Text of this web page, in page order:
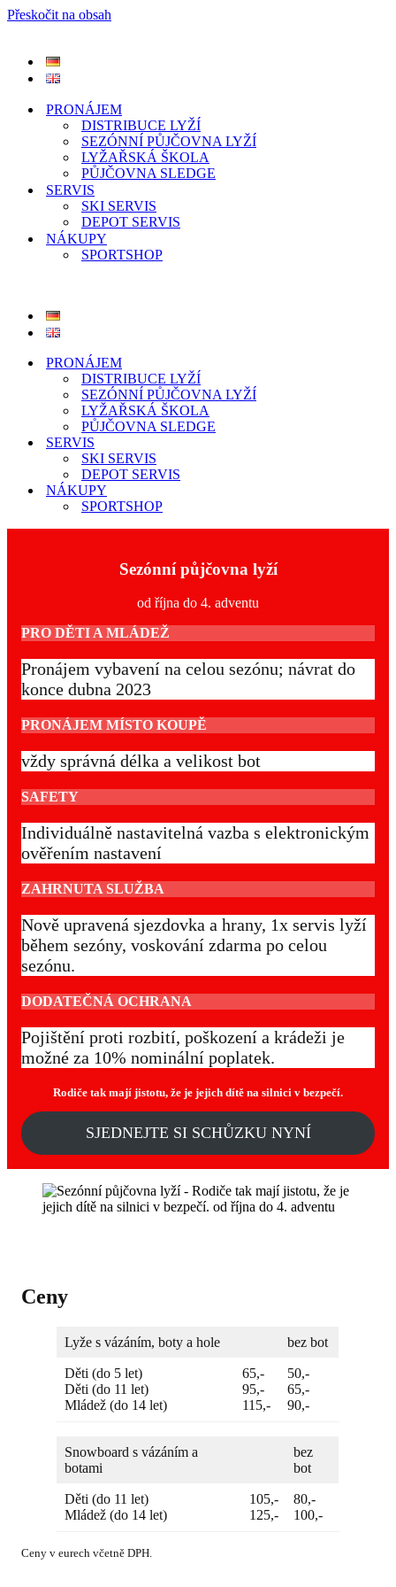
Přeskočit na obsah
PRONÁJEM
DISTRIBUCE LYŽÍ
SEZÓNNÍ PŮJČOVNA LYŽÍ
LYŽAŘSKÁ ŠKOLA
PŮJČOVNA SLEDGE
SERVIS
SKI SERVIS
DEPOT SERVIS
NÁKUPY
SPORTSHOP
PRONÁJEM
DISTRIBUCE LYŽÍ
SEZÓNNÍ PŮJČOVNA LYŽÍ
LYŽAŘSKÁ ŠKOLA
PŮJČOVNA SLEDGE
SERVIS
SKI SERVIS
DEPOT SERVIS
NÁKUPY
SPORTSHOP
Sezónní půjčovna lyží
od října do 4. adventu
PRO DĚTI A MLÁDEŽ
Pronájem vybavení na celou sezónu; návrat do
konce dubna 2023
PRONÁJEM MÍSTO KOUPĚ
vždy správná délka a velikost bot
SAFETY
Individuálně nastavitelná vazba s elektronickým
ověřením nastavení
ZAHRNUTA SLUŽBA
Nově upravená sjezdovka a hrany, 1x servis lyží
během sezóny, voskování zdarma po celou
sezónu.
DODATEČNÁ OCHRANA
Pojištění proti rozbití, poškození a krádeži je
možné za 10% nominální poplatek.
Rodiče tak mají jistotu, že je jejich dítě na silnici v bezpečí.
SJEDNEJTE SI SCHŮZKU NYNÍ
Ceny
Lyže s vázáním, boty a hole bez bot
Děti (do 5 let)
Děti (do 11 let)
Mládež (do 14 let)
65,-
95,-
115,-
50,-
65,-
90,-
Snowboard s vázáním a
botami
bez
bot
Děti (do 11 let)
Mládež (do 14 let)
105,-
125,-
80,-
100,-
Ceny v eurech včetně DPH.